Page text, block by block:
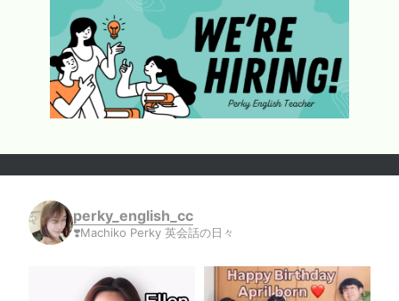
perky_english_cc
❣️Machiko Perky 英会話の日々